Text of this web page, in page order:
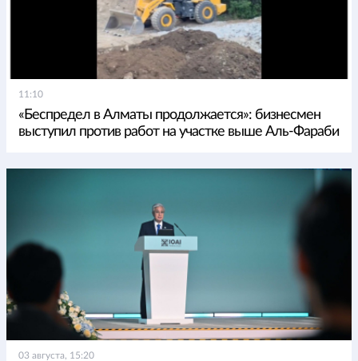
11:10
«Беспредел в Алматы продолжается»: бизнесмен
выступил против работ на участке выше Аль-Фараби
03 августа, 15:20